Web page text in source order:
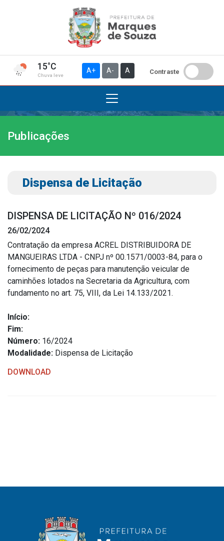
15°C
Chuva leve
A+ A- A Contraste
Institucional
A Prefeitura
Gabinete do Vice-prefeito
Símbolos Oficiais
Estrutura Organizacional
Secretarias
Assistência Social
Educação, Cultura, Desporto e Turismo
Obras
Portal do Servidor
Publicações
Dispensa de Licitação
DISPENSA DE LICITAÇÃO Nº 016/2024
26/02/2024
Contratação da empresa ACREL DISTRIBUIDORA DE
MANGUEIRAS LTDA - CNPJ nº 00.1571/0003-84, para o
fornecimento de peças para manutenção veicular de
caminhões lotados na Secretaria da Agricultura, com
fundamento no art. 75, VIII, da Lei 14.133/2021.
Início:
Fim:
Número: 16/2024
Modalidade: Dispensa de Licitação
DOWNLOAD